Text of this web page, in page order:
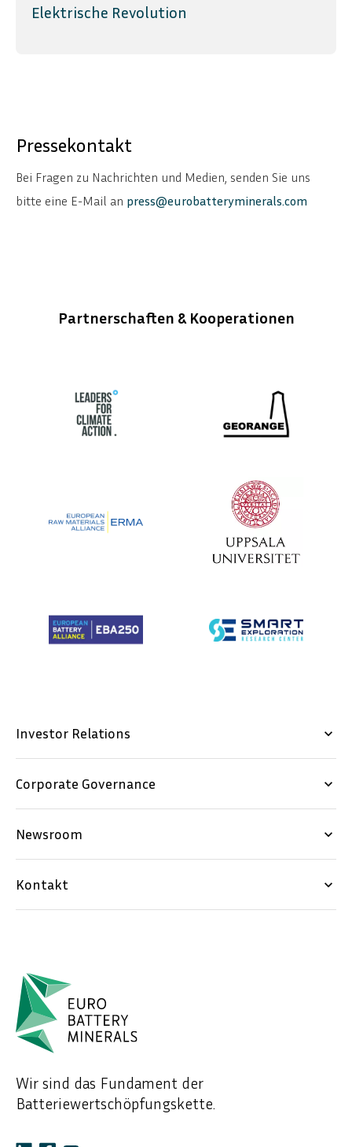
Elektrische Revolution
Pressekontakt
Bei Fragen zu Nachrichten und Medien, senden Sie uns
bitte eine E-Mail an press@eurobatteryminerals.com
Partnerschaften & Kooperationen
Investor Relations keyboard_arrow_down
Corporate Governance keyboard_arrow_down
Newsroom keyboard_arrow_down
Kontakt keyboard_arrow_down
Wir sind das Fundament der
Batteriewertschöpfungskette.